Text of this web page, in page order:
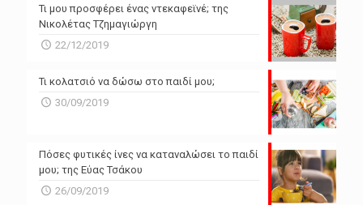
Τι μου προσφέρει ένας ντεκαφεϊνέ; της
Νικολέτας Τζημαγιώργη
22/12/2019
Τι κολατσιό να δώσω στο παιδί μου;
30/09/2019
Πόσες φυτικές ίνες να καταναλώσει το παιδί
μου; της Εύας Τσάκου
26/09/2019